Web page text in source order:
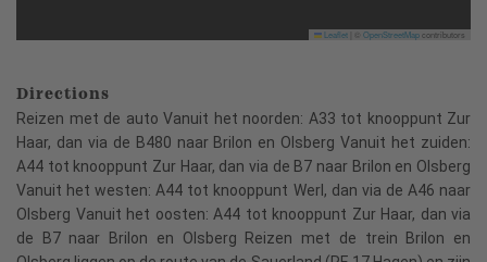
Leaflet OpenStreetMapcontributors
Directions
Reizen met de auto Vanuit het noorden: A33 tot knooppunt Zur
Haar, dan via de B480 naar Brilon en Olsberg Vanuit het zuiden:
A44 tot knooppunt Zur Haar, dan via de B7 naar Brilon en Olsberg
Vanuit het westen: A44 tot knooppunt Werl, dan via de A46 naar
Olsberg Vanuit het oosten: A44 tot knooppunt Zur Haar, dan via
de B7 naar Brilon en Olsberg Reizen met de trein Brilon en